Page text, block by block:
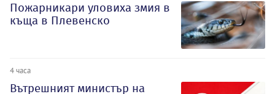
Пожарникари уловиха змия в
къща в Плевенско
4 часа
Вътрешният министър на